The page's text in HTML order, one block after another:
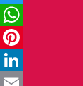
Twitter
WhatsApp
Pinterest
LinkedIn